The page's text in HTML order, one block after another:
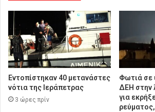
Εντοπίστηκαν 40 μετανάστες
νότια της Ιεράπετρας
3 ώρες πρίν
Φωτιά σε
ΔΕΗ στην
για
ρεύματος,